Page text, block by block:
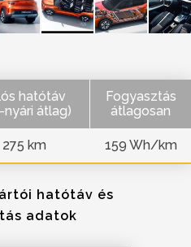
hatótáv
nyári átlag)
Fogyasztás
átlagosan
275 km 159 Wh/km
hatótáv és
adatok